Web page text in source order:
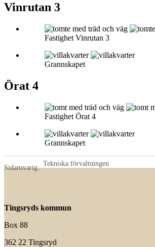
Vinrutan 3
Fastighet Vinrutan 3
Grannskapet
Örat 4
Fastighet Örat 4
Grannskapet
Tekniska förvaltningen
Sidansvarig
Tingsryds kommun
Box 88
362 22 Tingsryd